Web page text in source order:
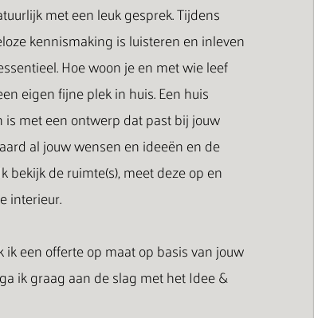
met een leuk gesprek. Tijdens
kennismaking is luisteren en inleven
Hoe woon je en met wie leef
eigen fijne plek in huis. Een huis
met een ontwerp dat past bij jouw
al jouw wensen en ideeën en de
bekijk de ruimte(s), meet deze op en
interieur.
een offerte op maat op basis van jouw
ik graag aan de slag met het Idee &